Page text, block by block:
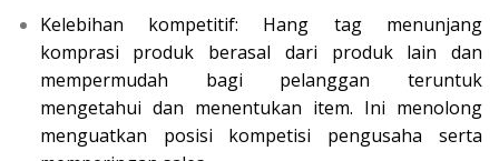
Kelebihan kompetitif: Hang tag menunjang
komprasi produk berasal dari produk lain dan
mempermudah bagi pelanggan teruntuk
mengetahui dan menentukan item. Ini menolong
menguatkan posisi kompetisi pengusaha serta